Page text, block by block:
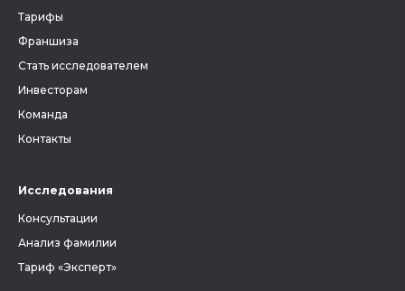
Тарифы
Франшиза
Стать исследователем
Инвесторам
Команда
Контакты
Исследования
Консультации
Анализ фамилии
Тариф «Эксперт»